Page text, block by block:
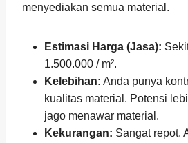
menyediakan semua material.
Estimasi Harga (Jasa):
1.500.000 / m².
Kelebihan: Anda punya
kualitas material. Potensi
jago menawar material.
Kekurangan: Sangat repot.